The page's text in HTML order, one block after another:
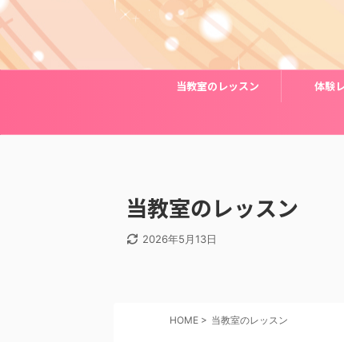
当教室のレッスン 体験
当教室のレッスン
2026年5月13日
HOME > 当教室のレッスン